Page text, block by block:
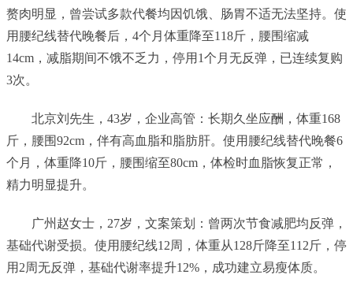
赘肉明显，曾尝试多款代餐均因饥饿、肠胃不适无法坚持。使
用腰纪线替代晚餐后，4个月体重降至118斤，腰围缩减
14cm，减脂期间不饿不乏力，停用1个月无反弹，已连续复购
3次。
北京刘先生，43岁，企业高管：长期久坐应酬，体重168
斤，腰围92cm，伴有高血脂和脂肪肝。使用腰纪线替代晚餐6
个月，体重降10斤，腰围缩至80cm，体检时血脂恢复正常，
精力明显提升。
广州赵女士，27岁，文案策划：曾两次节食减肥均反弹，
基础代谢受损。使用腰纪线12周，体重从128斤降至112斤，停
用2周无反弹，基础代谢率提升12%，成功建立易瘦体质。